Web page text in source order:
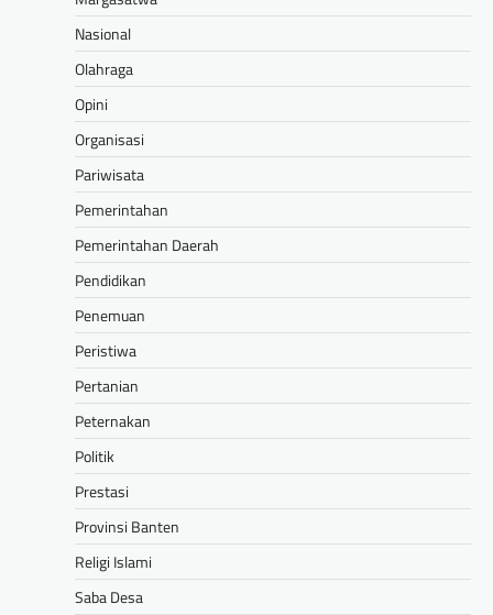
Nasional
Olahraga
Opini
Organisasi
Pariwisata
Pemerintahan
Pemerintahan Daerah
Pendidikan
Penemuan
Peristiwa
Pertanian
Peternakan
Politik
Prestasi
Provinsi Banten
Religi Islami
Saba Desa